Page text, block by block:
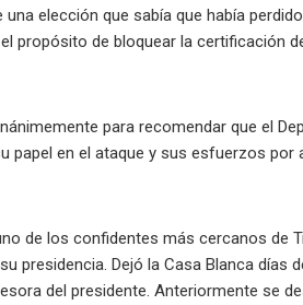
elección que sabía que había
propósito de bloquear la certificación
para recomendar que el
en el ataque y sus esfuerzos por
de los confidentes más cercanos de
presidencia. Dejó la Casa Blanca días
del presidente. Anteriormente se